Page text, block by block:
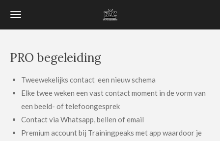
Ga
hoofdinhoud
PRO begeleiding
Tweewekelijks contact een nieuw schema
Elke twee weken een vast contact moment in de vorm van
een beeld- of telefoongesprek
Contact via Whatsapp, bellen of email
Premium account bij Trainingpeaks met app waardoor je